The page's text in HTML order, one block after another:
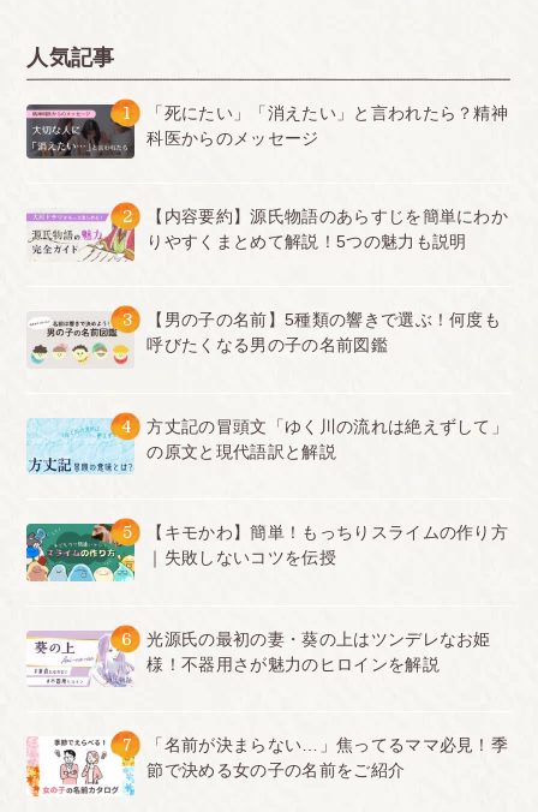
人気記事
1
「死にたい」「消えたい」と言われたら？精神
科医からのメッセージ
2
【内容要約】源氏物語のあらすじを簡単にわか
りやすくまとめて解説！5つの魅力も説明
3
【男の子の名前】5種類の響きで選ぶ！何度も
呼びたくなる男の子の名前図鑑
4
方丈記の冒頭文「ゆく川の流れは絶えずして」
の原文と現代語訳と解説
5
【キモかわ】簡単！もっちりスライムの作り方
｜失敗しないコツを伝授
6
光源氏の最初の妻・葵の上はツンデレなお姫
様！不器用さが魅力のヒロインを解説
7
「名前が決まらない…」焦ってるママ必見！季
節で決める女の子の名前をご紹介